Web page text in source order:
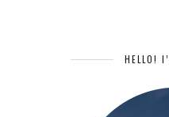
HELLO!